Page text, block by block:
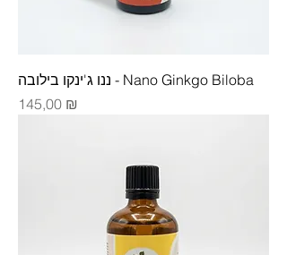
​ננו ג'ינקו בילובה - Nano Ginkgo Biloba
Цена
145,00 ₪